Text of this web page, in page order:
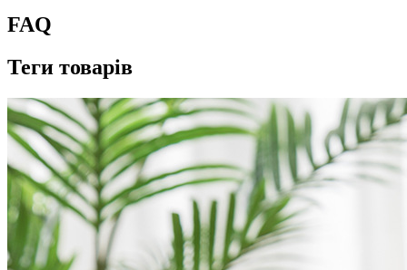
FAQ
Теги товарів